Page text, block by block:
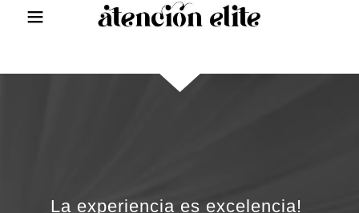
La experiencia es excelencia!